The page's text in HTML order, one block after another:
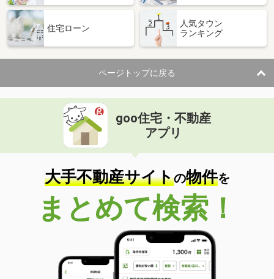
住宅ローン
人気タウン
ランキング
ページトップに戻る
goo住宅・不動産
アプリ
大手不動産サイトの物件を
まとめて検索！